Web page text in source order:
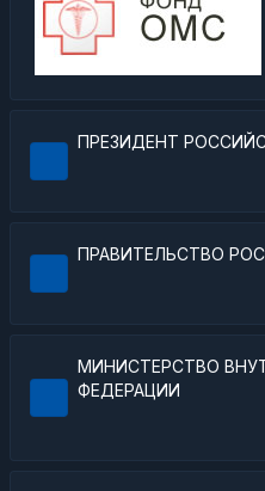
ПРЕЗИДЕНТ
ПРАВИТЕЛЬСТВО
МИНИСТЕРСТВО
ФЕДЕРАЦИИ